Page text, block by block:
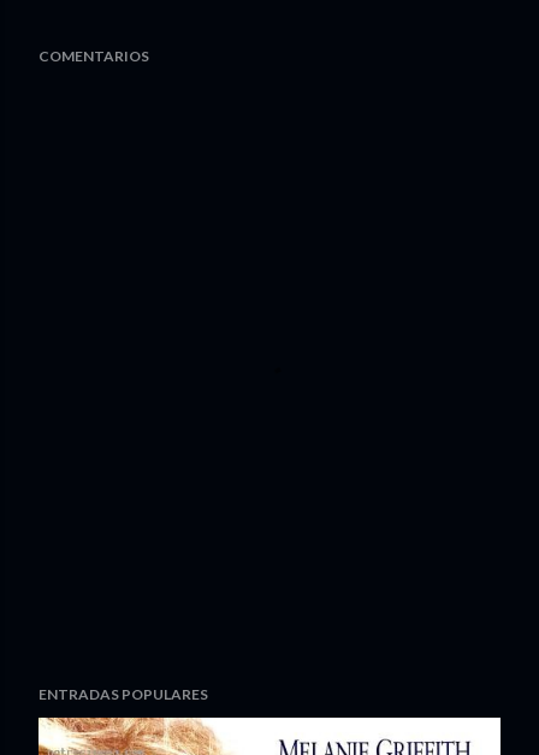
COMENTARIOS
ENTRADAS POPULARES